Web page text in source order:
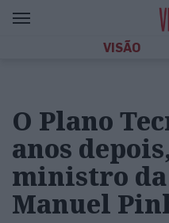
VISÃO
O Plano
anos
ministro
Manuel